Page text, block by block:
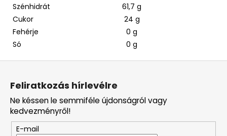
Szénhidrát
61,7 g
Cukor
24 g
Fehérje
0 g
Só
0 g
Feliratkozás hírlevélre
Ne késsen le semmiféle újdonságról vagy
kedvezményről!
E-mail